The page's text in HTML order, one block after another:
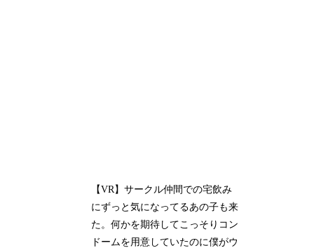
【VR】サークル仲間での宅飲み
にずっと気になってるあの子も来
た。何かを期待してこっそりコン
ドームを用意していたのに僕がウ